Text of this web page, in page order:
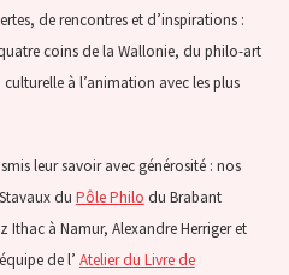
de rencontres et d’inspirations :
coins de la Wallonie, du philo-art
à l’animation avec les plus
leur savoir avec générosité : nos
du Pôle Philo du Brabant
Ithac à Namur, Alexandre Herriger et
de l’ Atelier du Livre de